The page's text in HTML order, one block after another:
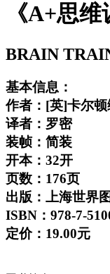
《A+思维
BRAIN
基本信息：
作者：[英]卡尔
译者：罗密
装帧：简装
开本：32开
页数：176页
出版：上海世界
ISBN：978-7-
定价：19.00元